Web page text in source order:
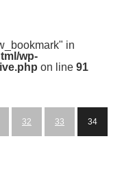
in
wp-
on line 91
32 33 34